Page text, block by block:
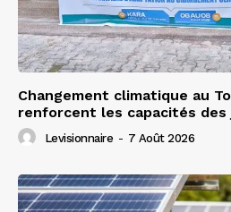
Changement climatique au
renforcent les capacités des
Levisionnaire - 7 Août 2026